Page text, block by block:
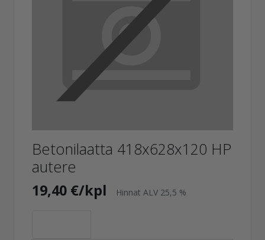
Betonilaatta 418x628x120 HP
autere
19,40 €/kpl Hinnat ALV 25,5 %